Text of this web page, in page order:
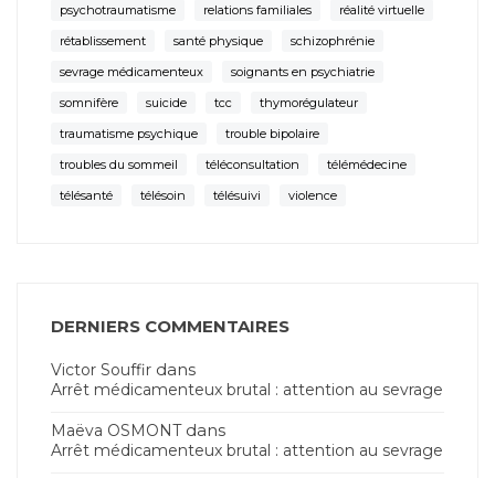
psychotraumatisme
relations familiales
réalité virtuelle
rétablissement
santé physique
schizophrénie
sevrage médicamenteux
soignants en psychiatrie
somnifère
suicide tcc
thymorégulateur
traumatisme psychique
trouble bipolaire
troubles du sommeil
téléconsultation
télémédecine
télésanté
télésoin télésuivi violence
DERNIERS COMMENTAIRES
Victor Souffir dans
Arrêt médicamenteux brutal : attention au sevrage
Maëva OSMONTdans
Arrêt médicamenteux brutal : attention au sevrage